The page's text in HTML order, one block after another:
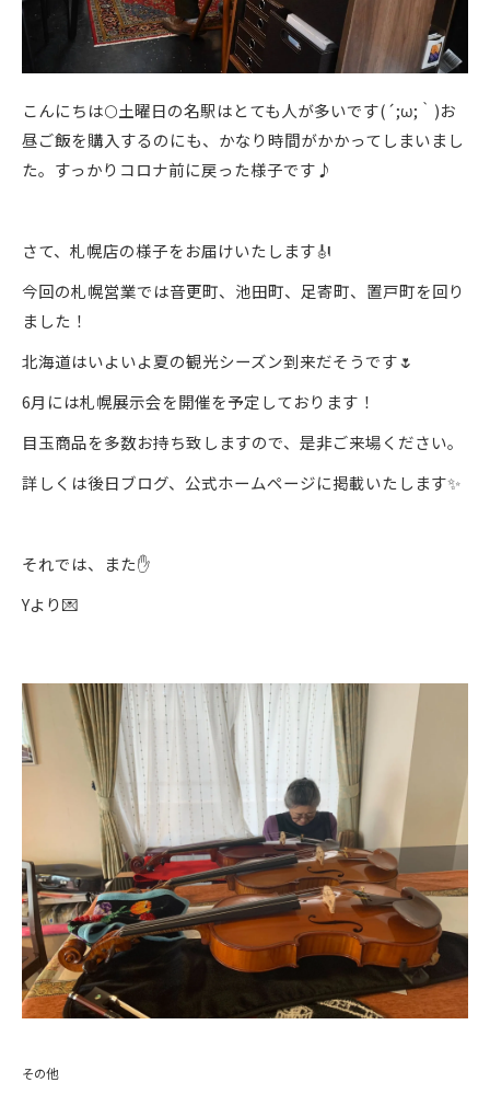
こんにちは🌕土曜日の名駅はとても人が多いです(´;ω;｀)お
昼ご飯を購入するのにも、かなり時間がかかってしまいまし
た。すっかりコロナ前に戻った様子です♪
さて、札幌店の様子をお届けいたします🎻
今回の札幌営業では音更町、池田町、足寄町、置戸町を回り
ました！
北海道はいよいよ夏の観光シーズン到来だそうです🌷
6月には札幌展示会を開催を予定しております！
目玉商品を多数お持ち致しますので、是非ご来場ください。
詳しくは後日ブログ、公式ホームページに掲載いたします✨
それでは、また✋
Yより💌
その他